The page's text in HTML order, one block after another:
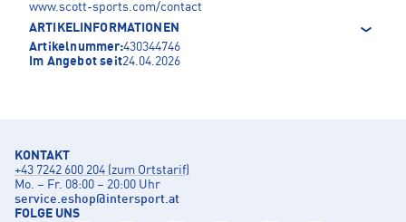
www.scott-sports.com/contact
ARTIKELINFORMATIONEN
Artikelnummer:430344746
Im Angebot seit24.04.2026
KONTAKT
+43 7242 600 204 (zum Ortstarif)
Mo. – Fr. 08:00 – 20:00 Uhr
service.eshop@intersport.at
FOLGE UNS